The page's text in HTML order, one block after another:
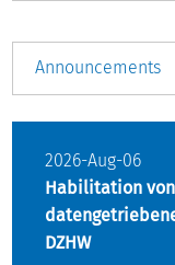
Announcements
2026-Aug-06
Habilitation
DZHW